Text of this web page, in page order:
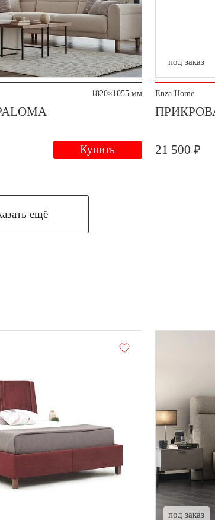
1820×1055 мм
Купить
под заказ
Enza Home
21 500 ₽
ещё
под заказ